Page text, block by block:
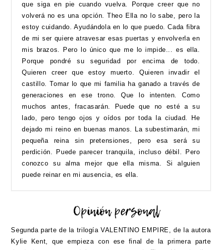
que siga en pie cuando vuelva. Porque creer que no
volverá no es una opción. Theo Ella no lo sabe, pero la
estoy cuidando. Ayudándola en lo que puedo. Cada fibra
de mi ser quiere atravesar esas puertas y envolverla en
mis brazos. Pero lo único que me lo impide... es ella.
Porque pondré su seguridad por encima de todo.
Quieren creer que estoy muerto. Quieren invadir el
castillo. Tomar lo que mi familia ha ganado a través de
generaciones en ese trono. Que lo intenten. Como
muchos antes, fracasarán. Puede que no esté a su
lado, pero tengo ojos y oídos por toda la ciudad. He
dejado mi reino en buenas manos. La subestimarán, mi
pequeña reina sin pretensiones, pero esa será su
perdición. Puede parecer tranquila, incluso débil. Pero
conozco su alma mejor que ella misma. Si alguien
puede reinar en mi ausencia, es ella.
Segunda parte de la trilogía VALENTINO EMPIRE, de la autora
Kylie Kent, que empieza con ese final de la primera parte